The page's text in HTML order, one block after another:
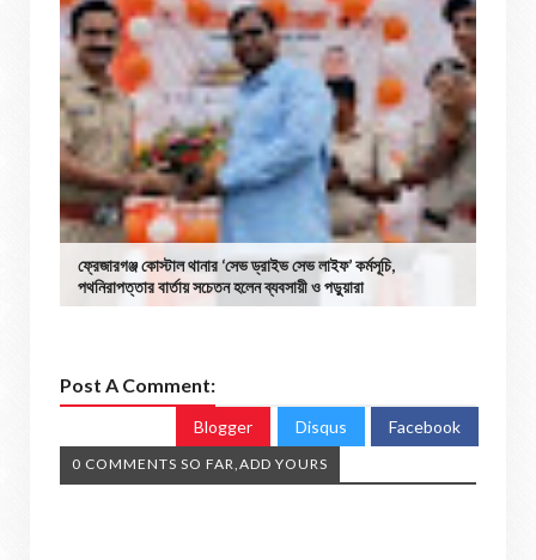
ফ্রেজারগঞ্জ কোস্টাল থানার ‘সেভ ড্রাইভ সেভ লাইফ’ কর্মসূচি,
পথনিরাপত্তার বার্তায় সচেতন হলেন ব্যবসায়ী ও পড়ুয়ারা
Post A Comment:
Blogger Disqus Facebook
0 COMMENTS SO FAR,ADD YOURS